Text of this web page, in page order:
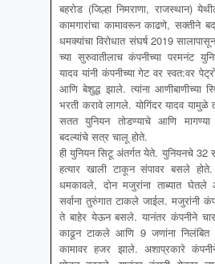
बहरोड (जिल्हा निमराणा, राजस्थान)
कामगारांचा कामावरून काढणे, सक्तीने
धमक्यांचा विरोधात संघर्ष 2019
च्या सुरुवातीलाच कंपनीच्या परमनंट
यादव यांनी कंपनीच्या गेट वर स्वत:वर
आणि बेशुद्ध झाले. त्यांना आणीबाणीच्या
भरती करावे लागले. योगिंदर यादव यामुळे
सतत युनियन तोडण्याचे आणि मागण्या
बदल्यांचे सत्र चालू होते.
ही युनियन सिटू अंतर्गत येते. युनियनचे 32
हत्यार खाली टाकून संपावर बसले होते.
धमकावले, दोन मजुरांना ताब्यात
सर्वाना तुरुंगात टाकले जाईल. मजुरांनी
ते बाहेर येऊन बसले. यानंतर कंपनीने चार
काढून टाकले आणि 9 जणांना
कामावर हजर झाले. अशाप्रकारे